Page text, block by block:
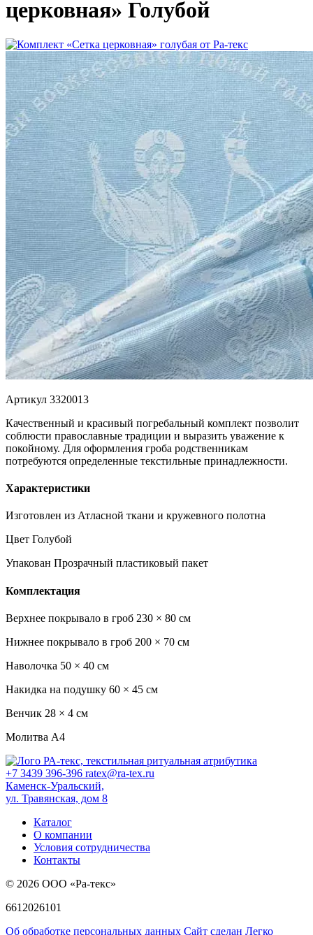
церковная» Голубой
Артикул 3320013
Качественный и красивый погребальный комплект позволит
соблюсти православные традиции и выразить уважение к
покойному. Для оформления гроба родственникам
потребуются определенные текстильные принадлежности.
Характеристики
Изготовлен из Атласной ткани и кружевного полотна
Цвет Голубой
Упакован Прозрачный пластиковый пакет
Комплектация
Верхнее покрывало в гроб 230 × 80 см
Нижнее покрывало в гроб 200 × 70 см
Наволочка 50 × 40 см
Накидка на подушку 60 × 45 см
Венчик 28 × 4 см
Молитва А4
+7 3439 396-396 ratex@ra-tex.ru
Каменск-Уральский,
ул. Травянская, дом 8
Каталог
О компании
Условия сотрудничества
Контакты
© 2026 ООО «Ра-текс»
6612026101
Об обработке персональных данных Сайт сделан Легко